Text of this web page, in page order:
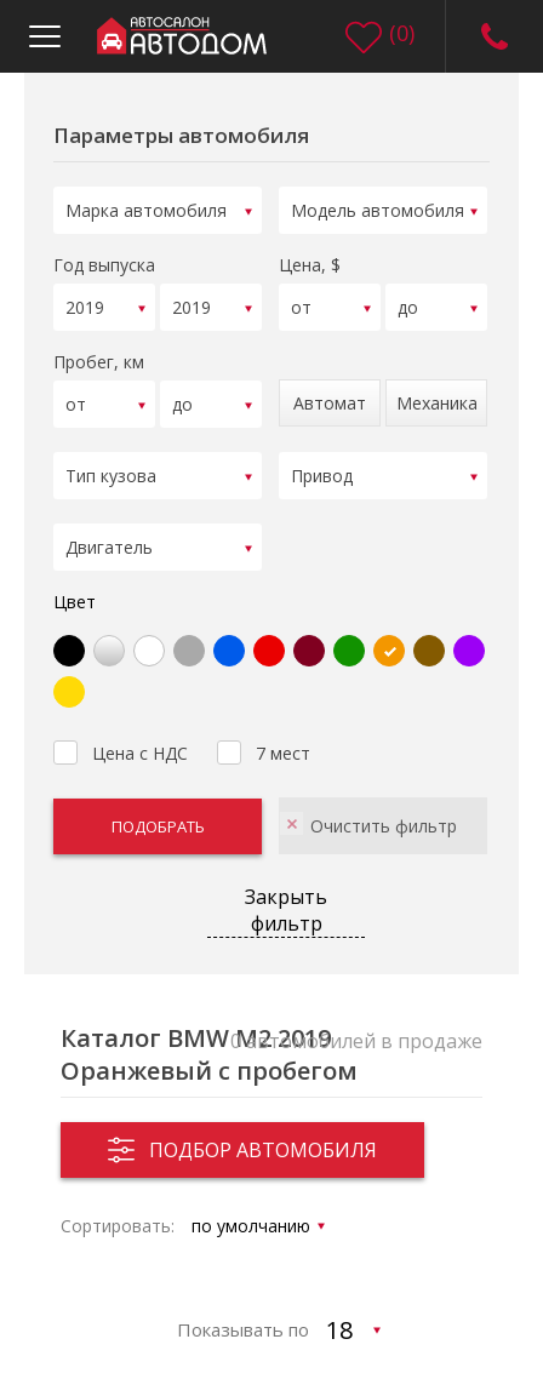
(0)
Параметры автомобиля
Год выпуска Цена, $
Пробег, км
Автомат
Механика
Цвет
Цена с НДС 7 мест
Закрыть
фильтр
Каталог BMW M2 2019
Оранжевый с пробегом
ПОДБОР АВТОМОБИЛЯ
0 автомобилей в продаже
Сортировать:
Показывать по